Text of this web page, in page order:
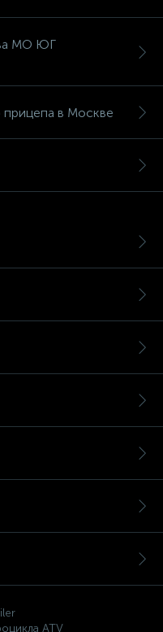
МО ЮГ
прицепа в Москве
ATV